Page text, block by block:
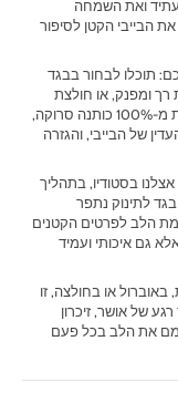
ואת השמחה
הבייבי הקטן לסיפור
תוכלו לבחור בבגד
רך ומפנק, או חולצת
ילדים קלאסית ומתוקה. כל האפשרויות שלנו עשויות מ-100% כותנה סרוקה,
של הבייבי, והגזרה
אצלנו בסטודיו, בתהליך
בגד לתינוק נתפר
הלב לפרטים הקטנים
גם איכותי ועמיד
או בחולצה, זו
של אושר, זיכרון
את הלב בכל פעם